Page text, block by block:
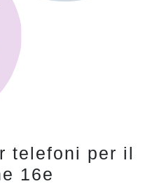
telefoni per il
16e